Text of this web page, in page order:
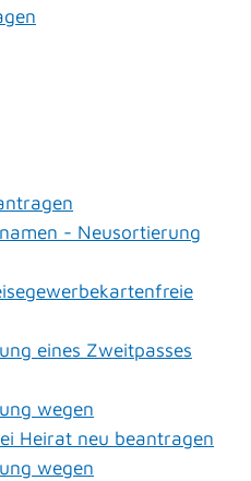
- Neusortierung
eines Zweitpasses
wegen
Heirat neu beantragen
wegen